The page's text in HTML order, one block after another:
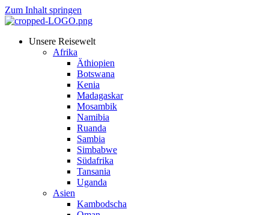
Zum Inhalt springen
Unsere Reisewelt
Afrika
Äthiopien
Botswana
Kenia
Madagaskar
Mosambik
Namibia
Ruanda
Sambia
Simbabwe
Südafrika
Tansania
Uganda
Asien
Kambodscha